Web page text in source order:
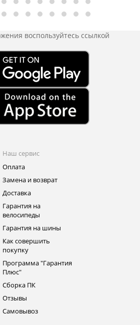
воспользуйтесь ссылкой
Наш сервис
Оплата
Замена и возврат
Доставка
Гарантия на
велосипеды
Гарантия на шины
Как совершить
покупку
Программа "Гарантия
Плюс"
Сборка ПК
Отзывы
Самовывоз